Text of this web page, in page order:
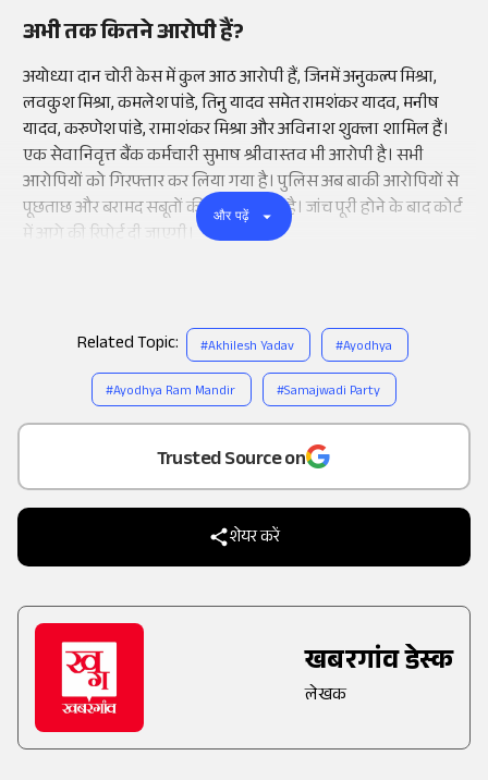
Add
as a
Trusted Source on
शेयर करें
खबरगांव डेस्क
लेखक
अभी तक कितने आरोपी हैं?
अयोध्या दान चोरी केस में कुल आठ आरोपी हैं, जिनमें अनुकल्प मिश्रा,
लवकुश मिश्रा, कमलेश पांडे, तिनु यादव समेत रामशंकर यादव, मनीष
यादव, करुणेश पांडे, रामाशंकर मिश्रा और अविनाश शुक्ला शामिल हैं।
एक सेवानिवृत्त बैंक कर्मचारी सुभाष श्रीवास्तव भी आरोपी है। सभी
आरोपियों को गिरफ्तार कर लिया गया है। पुलिस अब बाकी आरोपियों से
पूछताछ और बरामद सबूतों की जांच कर रही है। जांच पूरी होने के बाद कोर्ट
में आगे की रिपोर्ट दी जाएगी।
और पढ़ें
Related Topic: #Akhilesh Yadav #Ayodhya
#Ayodhya Ram Mandir #Samajwadi Party